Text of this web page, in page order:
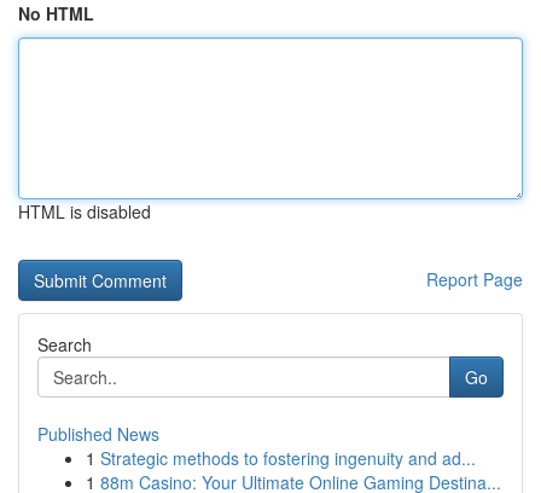
No HTML
HTML is disabled
Report Page
Search
Go
Published News
1 Strategic methods to fostering ingenuity and ad...
1 88m Casino: Your Ultimate Online Gaming Destina...